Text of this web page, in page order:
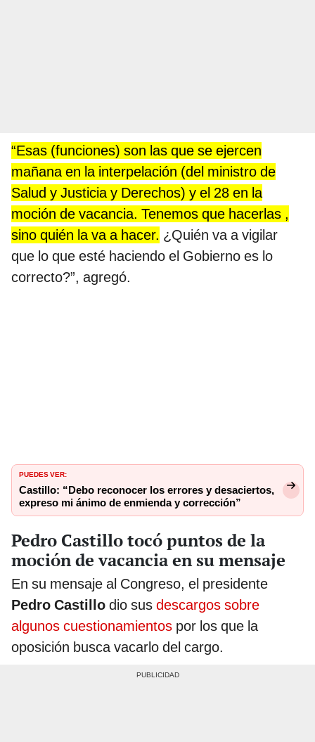
“Esas (funciones) son las que se ejercen
mañana en la interpelación (del ministro de
Salud y Justicia y Derechos) y el 28 en la
moción de vacancia. Tenemos que hacerlas ,
sino quién la va a hacer. ¿Quién va a vigilar
que lo que esté haciendo el Gobierno es lo
correcto?”, agregó.
PUEDES VER:
Castillo: “Debo reconocer los errores y desaciertos,
expreso mi ánimo de enmienda y corrección”
Pedro Castillo tocó puntos de la
moción de vacancia en su mensaje
En su mensaje al Congreso, el presidente
Pedro Castillo dio sus descargos sobre
algunos cuestionamientos por los que la
oposición busca vacarlo del cargo.